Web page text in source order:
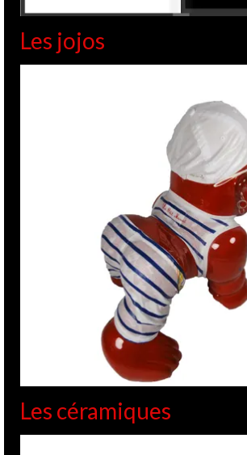
Les jojos
Les céramiques